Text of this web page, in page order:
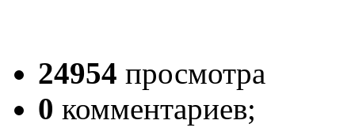
24954 просмотра
0 комментариев;